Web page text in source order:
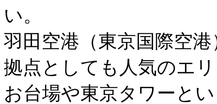
い。
羽田空港（東京国際空
拠点としても人気のエ
お台場や東京タワーと